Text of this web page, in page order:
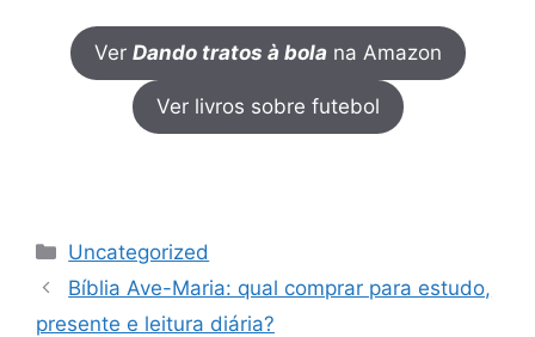
Ver Dando tratos à bolana Amazon
Ver livros sobre futebol
Categorias
Uncategorized
Bíblia Ave-Maria: qual comprar para estudo,
presente e leitura diária?